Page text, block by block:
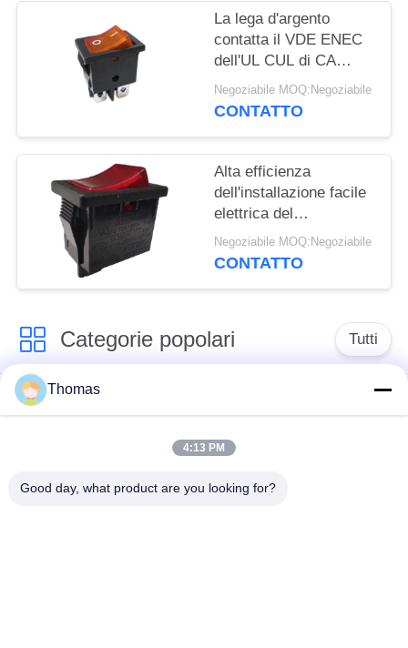
POLICY
La lega d'argento
contatta il VDE ENEC
dell'UL CUL di CA
dell'interruttore a leva
R19-6 12A/21A 125V
Negoziabile MOQ:Negoziabile
CONTATTO
Alta efficienza
dell'installazione facile
elettrica del
commutatore R19-5
dell'attuatore
Negoziabile MOQ:Negoziabile
CONTATTO
Categorie popolari Tutti
termostato ksd301
automatico di
risistemazione
Termostato del
commutatore termico
Thomas
4:13 PM
Good day, what product are you looking for?